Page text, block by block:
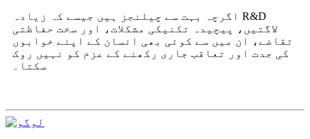
اگرچہ بہت سے چیلنجز ہیں جیسے کہ زیادہ R&D
لاگتیں، پیچیدہ تکنیکی مشکلات، اور سخت حفاظتی
تقاضے، ان میں سے کوئی بھی انسان کے اپنے خوابوں
کی جدت اور تعاقب جاری رکھنے کے عزم کو نہیں روک
سکتا۔